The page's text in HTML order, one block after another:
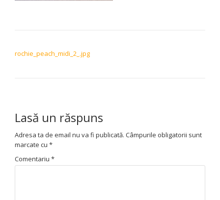
rochie_peach_midi_2_.jpg
Lasă un răspuns
Adresa ta de email nu va fi publicată. Câmpurile obligatorii sunt
marcate cu *
Comentariu *